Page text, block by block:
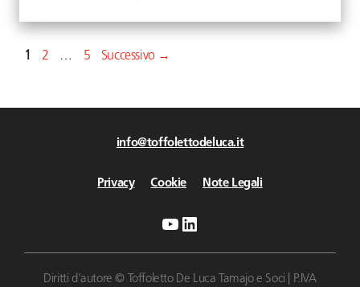
Pagina
1 Pagina
2 … Pagina
5 Successivo →
info@toffolettodeluca.it
Privacy Cookie Note Legali
YouTube
LinkedIn
Diritti d'autore © Toffoletto De Luca Tamajo e Soci | P.IVA